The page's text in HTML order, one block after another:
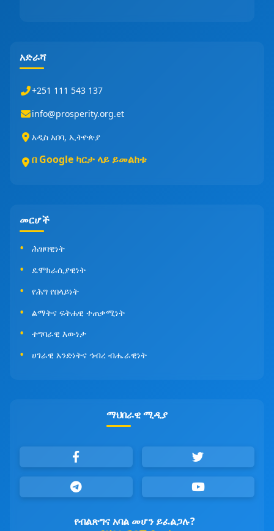
አድራሻ
+251 111 543 137
info@prosperity.org.et
አዲስ አበባ, ኢትዮጵያ
በ Google ካርታ ላይ ይመልከቱ
መርሆች
ሕዝባዊነት
ዴሞክራሲያዊነት
የሕግ የበላይነት
ልማትና ፍትሐዊ ተጠቃሚነት
ተግባራዊ እውነታ
ሀገራዊ አንድነትና ኅብረ ብሔራዊነት
ማህበራዊ ሚዲያ
የብልጽግና አባል መሆን ይፈልጋሉ?